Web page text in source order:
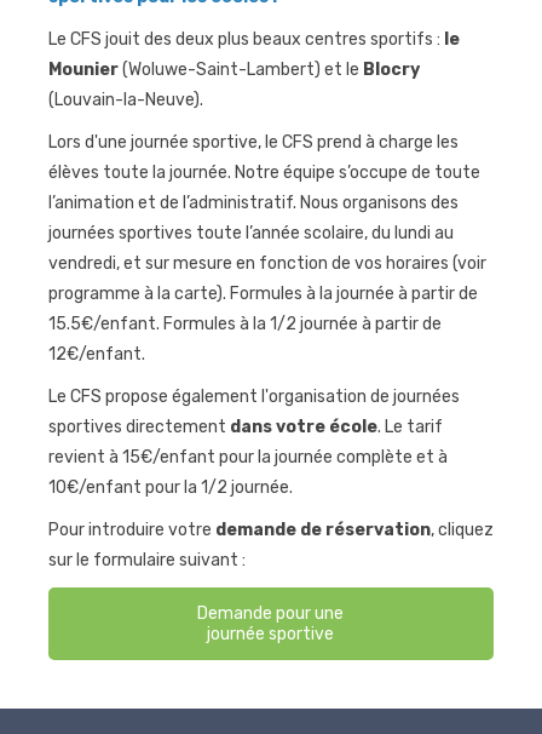
Journées
sportives
Contact
Le CFS jouit des deux plus beaux centres sportifs : le
Mounier(Woluwe-Saint-Lambert) et le Blocry
(Louvain-la-Neuve).
Lors d'une journée sportive, le CFS prend à charge les
élèves toute la journée. Notre équipe s’occupe de toute
l’animation et de l’administratif. Nous organisons des
journées sportives toute l’année scolaire, du lundi au
vendredi, et sur mesure en fonction de vos horaires (voir
programme à la carte). Formules à la journée à partir de
15.5€/enfant. Formules à la 1/2 journée à partir de
12€/enfant.
Le CFS propose également l'organisation de journées
sportives directement dans votre école. Le tarif
revient à 15€/enfant pour la journée complète et à
10€/enfant pour la 1/2 journée.
Pour introduire votre demande de réservation, cliquez
sur le formulaire suivant :
Demande pour une
journée sportive